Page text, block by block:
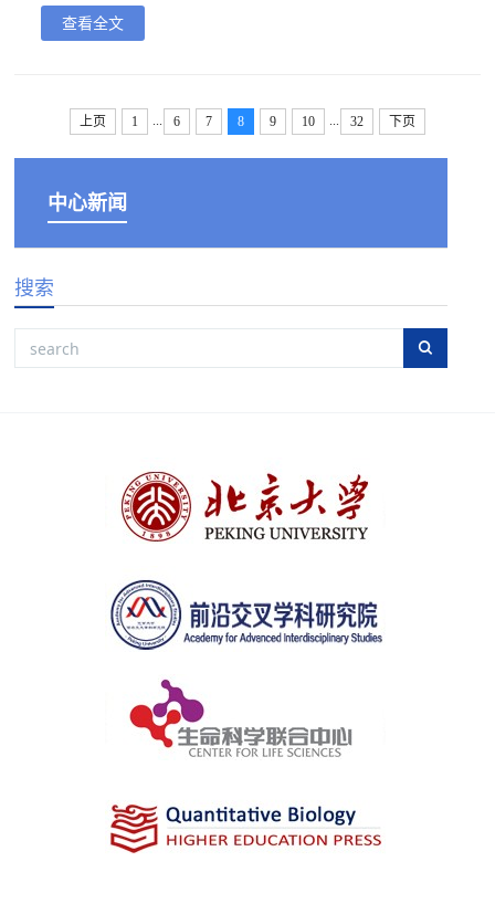
查看全文
上页 1 ... 6 7 8 9 10 ... 32 下页
中心新闻
搜索